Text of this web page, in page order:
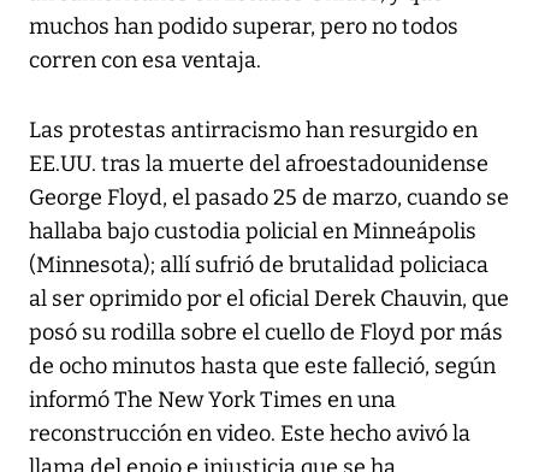
muchos han podido superar, pero no todos
corren con esa ventaja.
Las protestas antirracismo han resurgido en
EE.UU. tras la muerte del afroestadounidense
George Floyd, el pasado 25 de marzo, cuando se
hallaba bajo custodia policial en Minneápolis
(Minnesota); allí sufrió de brutalidad policiaca
al ser oprimido por el oficial Derek Chauvin, que
posó su rodilla sobre el cuello de Floyd por más
de ocho minutos hasta que este falleció, según
informó The New York Times en una
reconstrucción en video. Este hecho avivó la
llama del enojo e injusticia que se ha